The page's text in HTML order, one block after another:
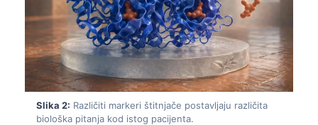
Slika 2: Različiti markeri štitnjače postavljaju različita
biološka pitanja kod istog pacijenta.